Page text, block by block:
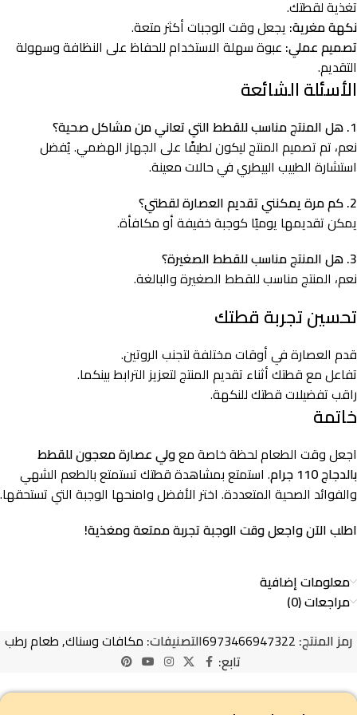
تغذية لقطتك.
نكهة مغرية: يجعل وقت الوجبات أكثر متعة.
تصميم عملي: عبوة سهلة الاستخدام للحفاظ على النظافة وسهولة
التقديم.
الأسئلة الشائعة
1. هل المنتج مناسب للقطط التي تعاني من مشاكل صحية؟
نعم، تم تصميم المنتج ليكون لطيفًا على الجهاز الهضمي. يُفضل
استشارة الطبيب البيطري في حالات معينة.
2. كم مرة يمكنني تقديم العصارة لقطتي؟
يمكن تقديمها يوميًا كوجبة خفيفة أو مكافأة.
3. هل المنتج مناسب للقطط الصغيرة؟
نعم، المنتج مناسب للقطط الصغيرة والبالغة.
تحسين تجربة قطتك
قدم العصارة في أوقات مختلفة لتجنب الروتين.
تفاعل مع قطتك أثناء تقديم المنتج لتعزيز الترابط بينكما.
راقب تفضيلات قطتك للنكهة.
خاتمة
اجعل وقت الطعام لحظة خاصة معولي عصارة معجون للقطط
بالدجاج 110 جرام
. استمتع بمشاهدة قطتك تستمتع بالطعم الشهي
والفوائد الصحية المتعددة. اختر الأفضل وامنحها الوجبة التي تستحقها.
اطلب الآن واجعل وقت الوجبة تجربة ممتعة ومغذية!
معلومات إضافية
مراجعات (0)
رمز المنتج: 6973466947322التصنيفات: مكافات وسناك,طعام رطب
تابع: